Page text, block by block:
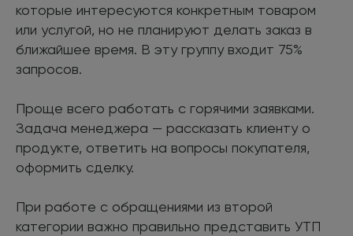
которые интересуются конкретным товаром
или услугой, но не планируют делать заказ в
ближайшее время. В эту группу входит 75%
запросов.
Проще всего работать с горячими заявками.
Задача менеджера — рассказать клиенту о
продукте, ответить на вопросы покупателя,
оформить сделку.
При работе с обращениями из второй
категории важно правильно представить УТП